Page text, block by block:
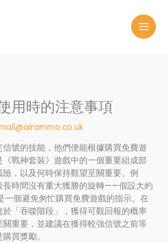
用時的注意事項
號的技能，他們便能根據購買免費遊
戰神套裝》遊戲中的一個重要組成部
，以及何時保持觀望至關重要。例
長時間沒有重大獲勝的旋轉——假設大約
個避免匆忙購買免費遊戲的指示。在
「吞噬階段」，獲得可觀回報的概率
重要，並建議在獲得較強信號之前等
買獎勵。